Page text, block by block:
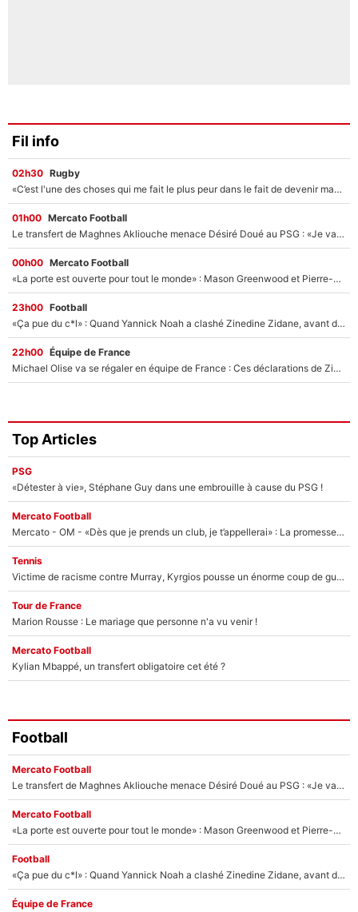
Fil info
02h30 Rugby
«C’est l'une des choses qui me fait le plus peur dans le fait de devenir maman» : En couple avec Antoine Dupont, Iris Mittenaere s'inquiète déjà pour ses futurs enfants !
01h00 Mercato Football
Le transfert de Maghnes Akliouche menace Désiré Doué au PSG : «Je valide à 200%»
00h00 Mercato Football
«La porte est ouverte pour tout le monde» : Mason Greenwood et Pierre-Emerick Aubameyang ont quitté l'OM, Amine Gouiri balance sur la suite du mercato et sur la réaction du vestiaire !
23h00 Football
«Ça pue du c*l» : Quand Yannick Noah a clashé Zinedine Zidane, avant de se faire recadrer par le nouveau sélectionneur de l'équipe de France !
22h00 Équipe de France
Michael Olise va se régaler en équipe de France : Ces déclarations de Zinedine Zidane qui prouvent qu'il va tout miser sur la star du Bayern Munich !
Top Articles
PSG
«Détester à vie», Stéphane Guy dans une embrouille à cause du PSG !
Mercato Football
Mercato - OM - «Dès que je prends un club, je t’appellerai» : La promesse de Marcelino au moment de claquer la porte
Tennis
Victime de racisme contre Murray, Kyrgios pousse un énorme coup de gueule !
Tour de France
Marion Rousse : Le mariage que personne n'a vu venir !
Mercato Football
Kylian Mbappé, un transfert obligatoire cet été ?
Football
Mercato Football
Le transfert de Maghnes Akliouche menace Désiré Doué au PSG : «Je valide à 200%»
Mercato Football
«La porte est ouverte pour tout le monde» : Mason Greenwood et Pierre-Emerick Aubameyang ont quitté l'OM, Amine Gouiri balance sur la suite du mercato et sur la réaction du vestiaire !
Football
«Ça pue du c*l» : Quand Yannick Noah a clashé Zinedine Zidane, avant de se faire recadrer par le nouveau sélectionneur de l'équipe de France !
Équipe de France